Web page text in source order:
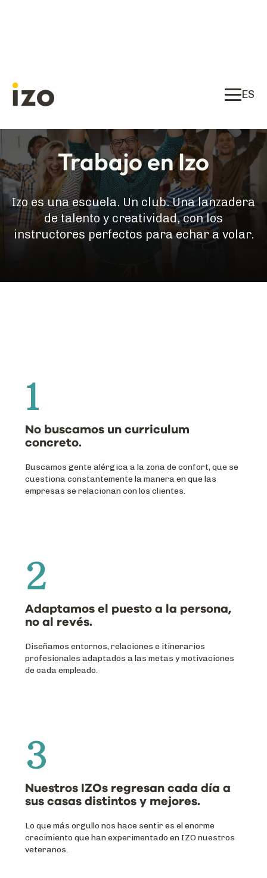
ES
Trabajo en Izo
Izo es una escuela. Un club. Una lanzadera
de talento y creatividad, con los
instructores perfectos para echar a volar.
1
No buscamos un curriculum
concreto.
Buscamos gente alérgica a la zona de confort, que se
cuestiona constantemente la manera en que las
empresas se relacionan con los clientes.
2
Adaptamos el puesto a la persona,
no al revés.
Diseñamos entornos, relaciones e itinerarios
profesionales adaptados a las metas y motivaciones
de cada empleado.
3
Nuestros IZOs regresan cada día a
sus casas distintos y mejores.
Lo que más orgullo nos hace sentir es el enorme
crecimiento que han experimentado en IZO nuestros
veteranos.